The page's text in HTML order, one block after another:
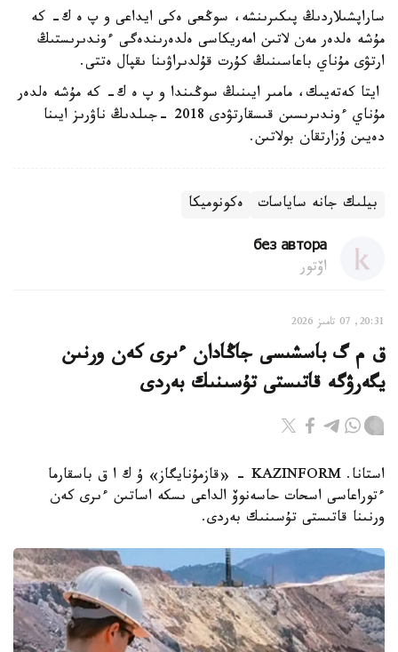
ساراپشىلاردىڭ پىكىرىنشە، سوڭعى ەكى ايداعى و پ ە ك- كە
مۇشە ەلدەر مەن لاتىن امەريكاسى ەلدەرىندەگى ءوندىرىستىڭ
ارتۋى مۇناي باعاسىنىڭ كۇرت قۇلدىراۋىنا ىقپال ەتتى.
ايتا كەتەيىك، مامىر ايىنىڭ سوڭىندا و پ ە ك- كە مۇشە ەلدەر
مۇناي ءوندىرىسىن قىسقارتۋدى 2018 -جىلدىڭ ناۋرىز ايىنا
دەيىن ۇزارتقان بولاتىن.
بيلىك جانە ساياسات ەكونوميكا
без автора
اۆتور
20:31, 07 تامىز 2026
ق م گ باسشىسى جاڭادان ءىرى كەن ورنىن
يگەرۋگە قاتىستى تۇسىنىك بەردى
استانا. KAZINFORM - «قازمۇنايگاز» ۇ ك ا ق باسقارما
ءتوراعاسى اسحات حاسەنوۆ الداعى ىسكە اساتىن ءىرى كەن
ورنىنا قاتىستى تۇسىنىك بەردى.